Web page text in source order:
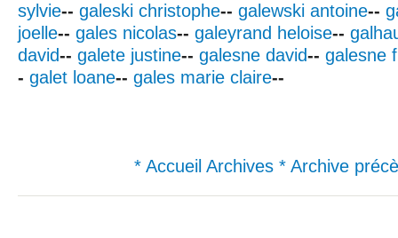
sylvie-- galeski christophe-- galewski antoine--
joelle-- gales nicolas-- galeyrand heloise--
david-- galete justine-- galesne david-- galesne
- galet loane-- gales marie claire--
* Accueil Archives * Archive